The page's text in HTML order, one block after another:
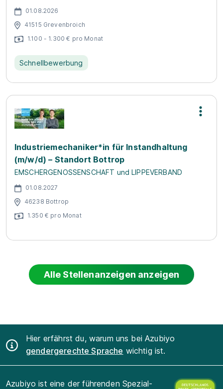
01.08.2026
41515 Grevenbroich
1.100 - 1.300 € pro Monat
Schnellbewerbung
Industriemechaniker*in für Instandhaltung
(m/w/d) – Standort Bottrop
EMSCHERGENOSSENSCHAFT und LIPPEVERBAND
01.08.2027
46238 Bottrop
1.350 € pro Monat
Alle Stellenanzeigen anzeigen
Hier erfährst du, warum uns bei Azubiyo
gendergerechte Sprache wichtig ist.
Azubiyo ist eine der führenden Spezial-